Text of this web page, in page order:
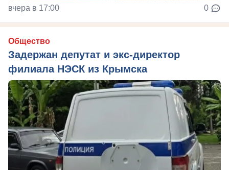
вчера в 17:00 0
Общество
Задержан депутат и экс-директор
филиала НЭСК из Крымска